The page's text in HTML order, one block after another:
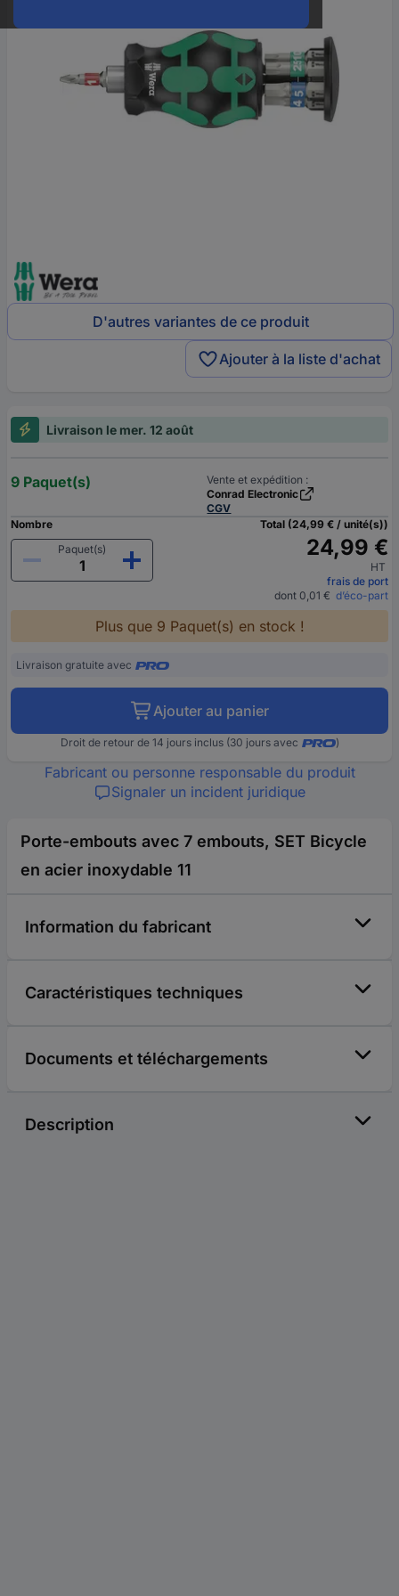
D'autres variantes de ce produit
Ajouter à la liste d'achat
Livraison le mer. 12 août
9 Paquet(s)
Vente et expédition :
Conrad Electronic
CGV
Nombre
Paquet(s)
Total (24,99 € / unité(s))
24,99 €
HT
frais de port
dont 0,01 € d’éco-part
Plus que 9 Paquet(s) en stock !
Livraison gratuite avec
Ajouter au panier
Droit de retour de 14 jours inclus (30 jours avec )
Fabricant ou personne responsable du produit
Signaler un incident juridique
Porte-embouts avec 7 embouts, SET Bicycle
en acier inoxydable 11
Information du fabricant
Caractéristiques techniques
Documents et téléchargements
Description